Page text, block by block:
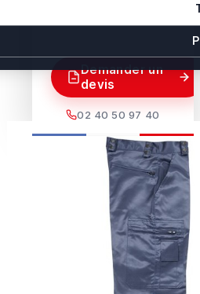
Demander un
devis
02 40 50 97 40